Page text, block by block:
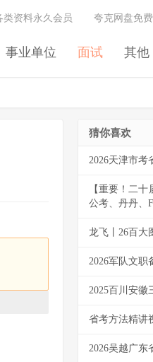
事业单位 面试 其他
类资料永久会员 夸克网盘免
猜你喜欢
2026天津市考
【重要！二
公考、丹丹、F
龙飞丨26百大
2026军队文职
2025百川安徽
省考方法精讲
2026吴越广东